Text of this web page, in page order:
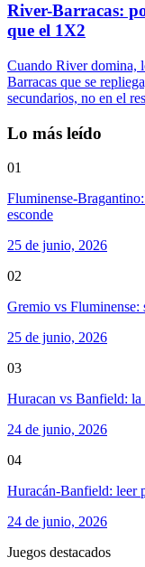
River-Barracas:
que el 1X2
Cuando River domina,
Barracas que se
secundarios, no en el
Lo más leído
01
Fluminense-
esconde
25 de junio, 2026
02
Gremio vs Fluminense:
25 de junio, 2026
03
Huracan vs Banfield: la
24 de junio, 2026
04
Huracán-Banfield: leer
24 de junio, 2026
Juegos destacados